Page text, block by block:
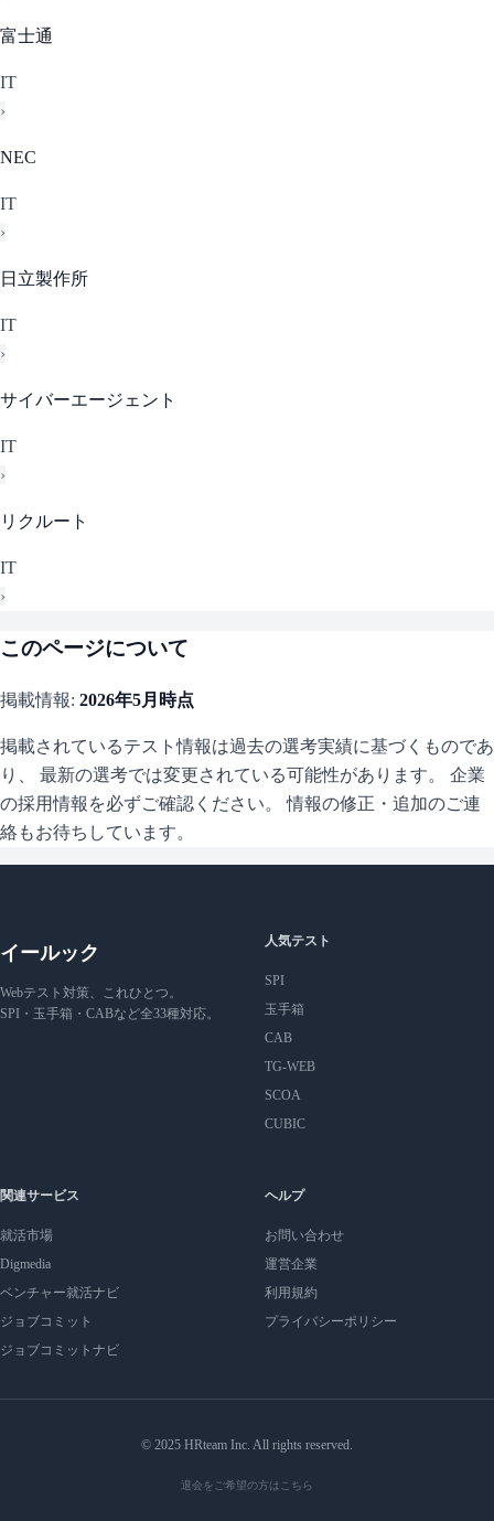
富士通
IT
›
NEC
IT
›
日立製作所
IT
›
サイバーエージェント
IT
›
リクルート
IT
›
このページについて
掲載情報: 2026年5月 時点
掲載されているテスト情報は過去の選考実績に基づくものであ
り、 最新の選考では変更されている可能性があります。 企業
の採用情報を必ずご確認ください。 情報の修正・追加のご連
絡もお待ちしています。
イールック
Webテスト対策、これひとつ。
SPI・玉手箱・CABなど全33種対応。
人気テスト
SPI
玉手箱
CAB
TG-WEB
SCOA
CUBIC
関連サービス
就活市場
Digmedia
ベンチャー就活ナビ
ジョブコミット
ジョブコミットナビ
ヘルプ
お問い合わせ
運営企業
利用規約
プライバシーポリシー
© 2025 HRteam Inc. All rights reserved.
退会をご希望の方はこちら